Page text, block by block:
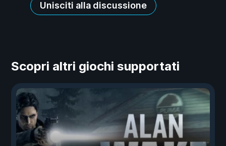
Unisciti alla discussione
Scopri altri giochi supportati